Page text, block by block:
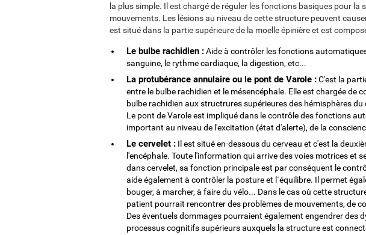
la plus simple. Il est chargé de réguler les fonctions basiques pour la
mouvements. Les lésions au niveau de cette structure peuvent
est situé dans la partie supérieure de la moelle épinière et est
Le bulbe rachidien :Aide à contrôler les fonctions
sanguine, le rythme cardiaque, la digestion, etc...
La protubérance annulaire ou le pont de Varole :C'est la
entre le bulbe rachidien et le mésencéphale. Elle est chargée de
bulbe rachidien aux structrures supérieures des hémisphères
Le pont de Varole est impliqué dans le contrôle des fonctions
important au niveau de l'excitation (état d'alerte), de la
Le cervelet : Il est situé en-dessous du cerveau et c'est la
l'encéphale. Toute l'information qui arrive des voies motrices et
dans cervelet, sa fonction principale est par conséquent le
aide également à contrôler la posture et l´équilibre. Il permet
bouger, à marcher, à faire du vélo... Dans le cas où cette
patient pourrait rencontrer des problèmes de mouvements, de
Des éventuels dommages pourraient également engendrer des
processus cognitifs supérieurs auxquels la structure est